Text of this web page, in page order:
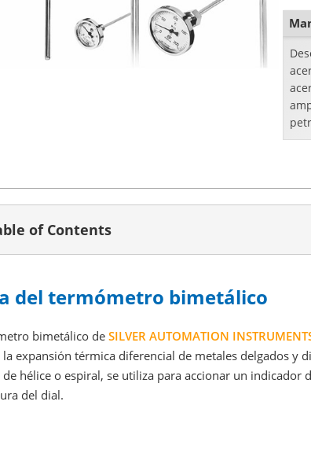
of Contents
del termómetro bimetálico
bimetálico deSILVER AUTOMATION
la expansión térmica diferencial de metales delgados y
hélice o espiral, se utiliza para accionar un
del dial.